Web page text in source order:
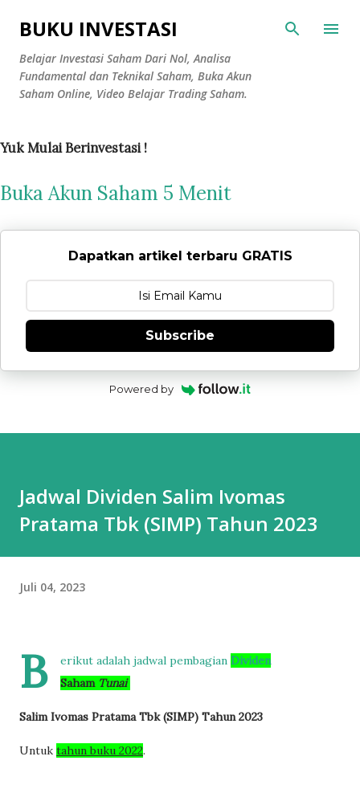
Langsung ke konten utama
BUKU INVESTASI
Belajar Investasi Saham Dari Nol, Analisa
Fundamental dan Teknikal Saham, Buka Akun
Saham Online, Video Belajar Trading Saham.
Yuk Mulai Berinvestasi !
Buka Akun Saham 5 Menit
Dapatkan artikel terbaru GRATIS
Subscribe
Powered by
Jadwal Dividen Salim Ivomas
Pratama Tbk (SIMP) Tahun 2023
Juli 04, 2023
B erikut adalah jadwal pembagian Dividen
SahamTunai
Salim Ivomas Pratama Tbk (SIMP) Tahun 2023
Untuk tahun buku 2022.